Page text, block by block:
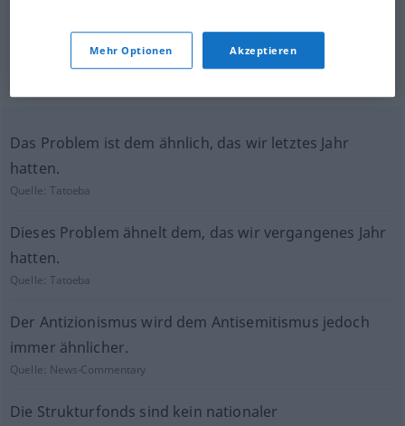
für "akin"
(nicht von der Langenscheidt Redaktion
Das Problem ist dem ähnlich, das wir letztes Jahr
hatten.
Quelle:Tatoeba
Dieses Problem ähnelt dem, das wir vergangenes Jahr
hatten.
Quelle:Tatoeba
Der Antizionismus wird dem Antisemitismus jedoch
immer ähnlicher.
Quelle: News-Commentary
Die Strukturfonds sind kein nationaler
Mehr Optionen Akzeptieren